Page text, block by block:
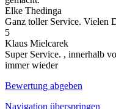
Elke Thedinga
Ganz toller Service. Vielen
5
Klaus Mielcarek
Super Service. , innerhalb
immer wieder
Bewertung abgeben
Navigation überspringen